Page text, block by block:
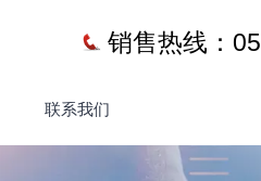
销售热线：
联系我们